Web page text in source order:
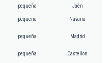
pequeña Jaén
pequeña Navarra
pequeña Madrid
pequeña Castellon